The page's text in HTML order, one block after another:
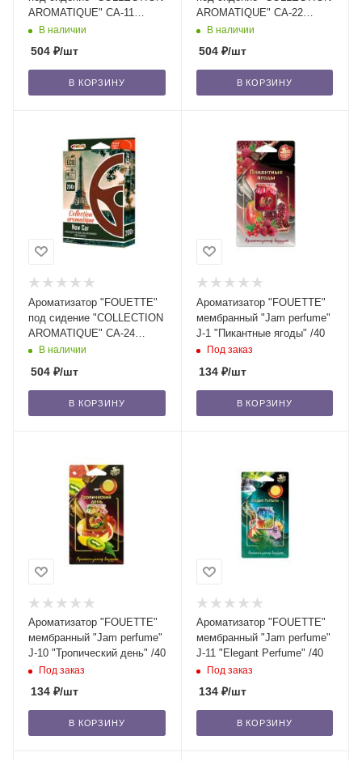
AROMATIQUE" CA-11
бубль гум, 200 мл /40
В наличии
504 ₽/шт
В КОРЗИНУ
AROMATIQUE" CA-22
ванильный лед, 200 мл /40
В наличии
504₽/шт
В КОРЗИНУ
Ароматизатор "FOUETTE"
под сидение "COLLECTION
AROMATIQUE" CA-24
новая машина, 200 мл /40
В наличии
504 ₽/шт
В КОРЗИНУ
Ароматизатор "FOUETTE"
мембранный "Jam perfume"
J-1 "Пикантные ягоды" /40
Под заказ
134₽/шт
В КОРЗИНУ
Ароматизатор "FOUETTE"
мембранный "Jam perfume"
J-10 "Тропический день" /40
Под заказ
134 ₽/шт
В КОРЗИНУ
Ароматизатор "FOUETTE"
мембранный "Jam perfume"
J-11 "Elegant Perfume" /40
Под заказ
134₽/шт
В КОРЗИНУ